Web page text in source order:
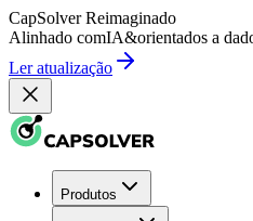
CapSolver Reimaginado
Alinhado comIA&orientados a
Ler atualização
Produtos